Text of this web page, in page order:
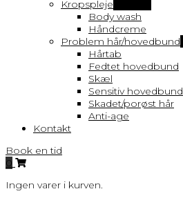
Kropspleje
Body wash
Håndcreme
Problem hår/hovedbund
Hårtab
Fedtet hovedbund
Skæl
Sensitiv hovedbund
Skadet/porøst hår
Anti-age
Kontakt
Book en tid
0
Ingen varer i kurven.